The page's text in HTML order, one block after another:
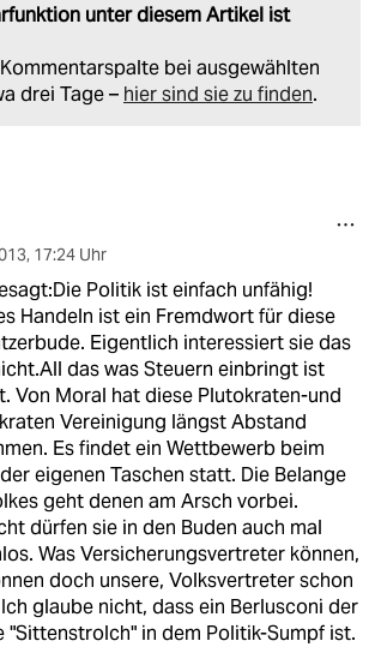
unter diesem Artikel ist
bei ausgewählten
drei Tage – hier sind sie zu finden.
, 17:24 Uhr
Politik ist einfach unfähig!
Handeln ist ein Fremdwort für diese
Eigentlich interessiert sie das
das was Steuern einbringt ist
Von Moral hat diese Plutokraten-und
Vereinigung längst Abstand
Es findet ein Wettbewerb beim
eigenen Taschen statt. Die Belange
geht denen am Arsch vorbei.
dürfen sie in den Buden auch mal
Was Versicherungsvertreter können,
doch unsere, Volksvertreter schon
glaube nicht, dass ein Berlusconi der
"Sittenstrolch" in dem Politik-Sumpf ist.